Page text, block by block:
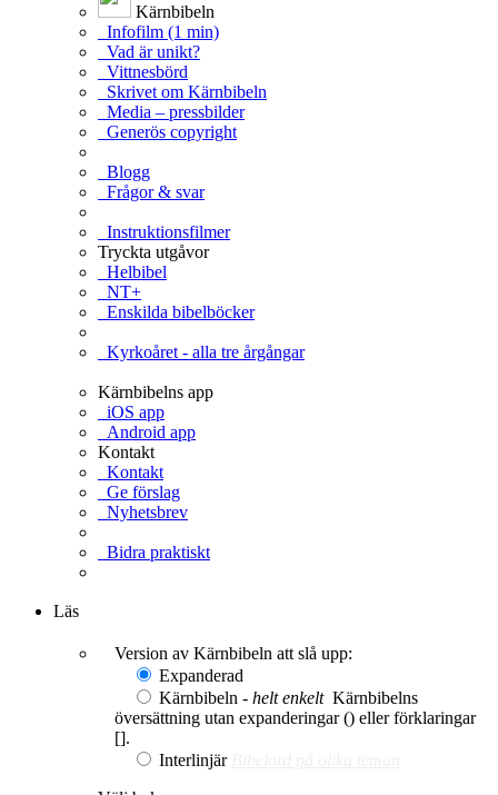
Kärnbibeln
Infofilm (1 min)
Vad är unikt?
Vittnesbörd
Skrivet om Kärnbibeln
Media – pressbilder
Generös copyright
Blogg
Frågor & svar
Instruktionsfilmer
Tryckta utgåvor
Helbibel
NT+
Enskilda bibelböcker
Kyrkoåret - alla tre årgångar
Kärnbibelns app
iOS app
Android app
Kontakt
Kontakt
Ge förslag
Nyhetsbrev
Bidra praktiskt
Läs
Version av Kärnbibeln att slå upp:
Expanderad
Kärnbibeln - helt enkelt Kärnbibelns
översättning utan expanderingar () eller förklaringar
[].
Interlinjär